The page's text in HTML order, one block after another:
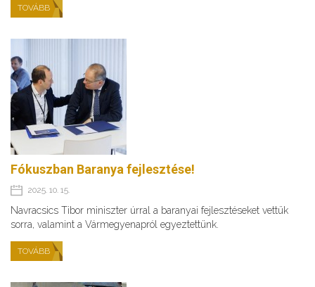
TOVÁBB
Fókuszban Baranya fejlesztése!
2025. 10. 15.
Navracsics Tibor miniszter úrral a baranyai fejlesztéseket vettük
sorra, valamint a Vármegyenapról egyeztettünk.
TOVÁBB